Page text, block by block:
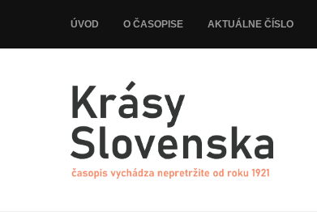
ÚVOD O ČASOPISE AKTUÁLNE ČÍSLO